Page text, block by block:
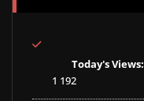
Today's Views:
1 192